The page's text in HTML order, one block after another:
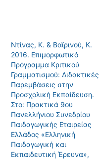
Ντίνας, K. & Βαϊρινού, Κ.
2016. Επιμορφωτικό
Πρόγραμμα Κριτικού
Γραμματισμού: Διδακτικές
Παρεμβάσεις στην
Προσχολική Εκπαίδευση.
Στο: Πρακτικά 9oυ
Πανελλήνιου Συνεδρίου
Παιδαγωγικής Εταιρείας
Ελλάδος «Ελληνική
Παιδαγωγική και
Εκπαιδευτική Έρευνα»,